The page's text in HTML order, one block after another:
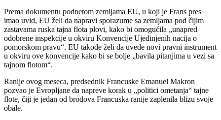
Prema dokumentu podnetom zemljama EU, u koji je Frans pres
imao uvid, EU želi da napravi sporazume sa zemljama pod čijim
zastavama ruska tajna flota plovi, kako bi omogućila „unapred
odobrene inspekcije u okviru Konvencije Ujedinjenih nacija o
pomorskom pravu“. EU takođe želi da uvede novi pravni instrument
u okviru ove konvencije kako bi se bolje „bavila pitanjima u vezi sa
tajnom flotom“.
Ranije ovog meseca, predsednik Francuske Emanuel Makron
pozvao je Evropljane da napreve korak u „politici ometanja“ tajne
flote, čiji je jedan od brodova Francuska ranije zaplenila blizu svoje
obale.